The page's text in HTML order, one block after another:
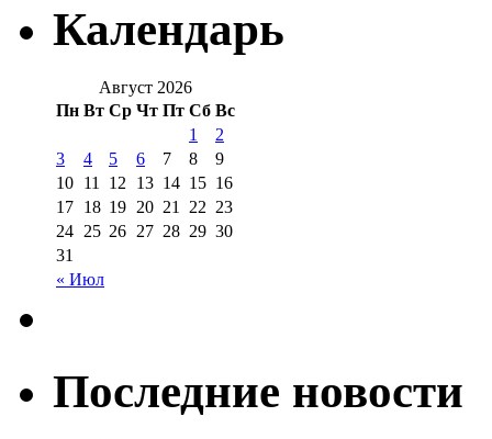
Календарь
Август 2026
Пн Вт Ср Чт Пт Сб Вс
« Июл
1
2
3
4 5 6 7 8
9
10 11 12 13 14 15 16
17 18 19 20 21 22 23
24 25 26 27 28 29 30
31
Последние новости